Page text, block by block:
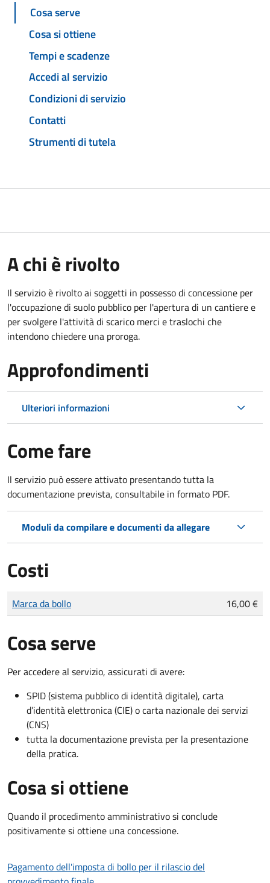
Cosa serve
Cosa si ottiene
Tempi e scadenze
Accedi al servizio
Condizioni di servizio
Contatti
Strumenti di tutela
A chi è rivolto
Il servizio è rivolto ai soggetti in possesso di concessione per
l'occupazione di suolo pubblico per l'apertura di un cantiere e
per svolgere l'attività di scarico merci e traslochi che
intendono chiedere una proroga.
Approfondimenti
Ulteriori informazioni
Come fare
Il servizio può essere attivato presentando tutta la
documentazione prevista, consultabile in formato PDF.
Moduli da compilare e documenti da allegare
Costi
Tipo di pagamento
Importo
Marca da bollo 16,00 €
Cosa serve
Per accedere al servizio, assicurati di avere:
SPID (sistema pubblico di identità digitale), carta
d’identità elettronica (CIE) o carta nazionale dei servizi
(CNS)
tutta la documentazione prevista per la presentazione
della pratica.
Cosa si ottiene
Quando il procedimento amministrativo si conclude
positivamente si ottiene una concessione.
Pagamento dell'imposta di bollo per il rilascio del